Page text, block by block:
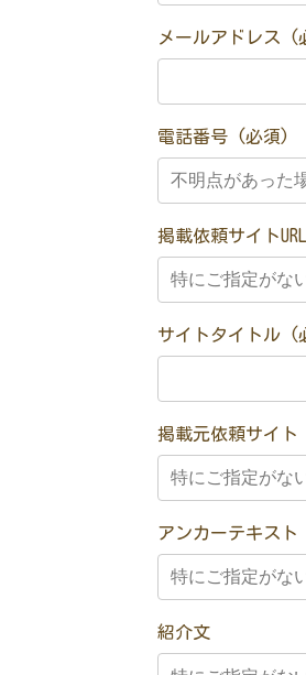
メールアドレス (
電話番号 (必須)
掲載依頼サイト
サイトタイトル (
掲載元依頼サイ
アンカーテキスト
紹介文